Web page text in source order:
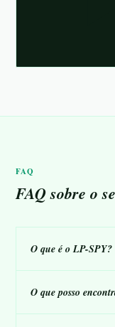
FAQ
FAQ sobre o
O que é o LP-SPY?
O que posso